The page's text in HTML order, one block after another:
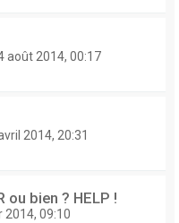
août 2014, 00:17
2014, 20:31
ou bien ? HELP !
2014, 09:10